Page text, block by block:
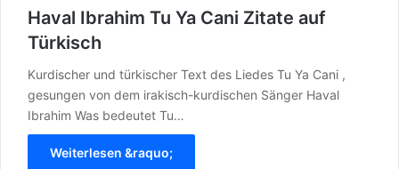
Haval Ibrahim Tu Ya Cani Zitate auf
Türkisch
Kurdischer und türkischer Text des Liedes Tu Ya Cani ,
gesungen von dem irakisch-kurdischen Sänger Haval
Ibrahim Was bedeutet Tu…
Weiterlesen &raquo;